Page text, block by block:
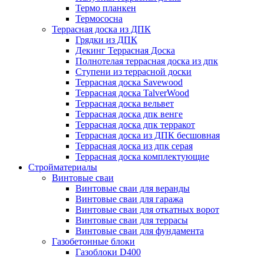
Термо планкен
Термососна
Террасная доска из ДПК
Грядки из ДПК
Декинг Террасная Доска
Полнотелая террасная доска из дпк
Ступени из террасной доски
Террасная доска Savewood
Террасная доска TalverWood
Террасная доска вельвет
Террасная доска дпк венге
Террасная доска дпк терракот
Террасная доска из ДПК бесшовная
Террасная доска из дпк серая
Террасная доска комплектующие
Стройматериалы
Винтовые сваи
Винтовые сваи для веранды
Винтовые сваи для гаража
Винтовые сваи для откатных ворот
Винтовые сваи для террасы
Винтовые сваи для фундамента
Газобетонные блоки
Газоблоки D400